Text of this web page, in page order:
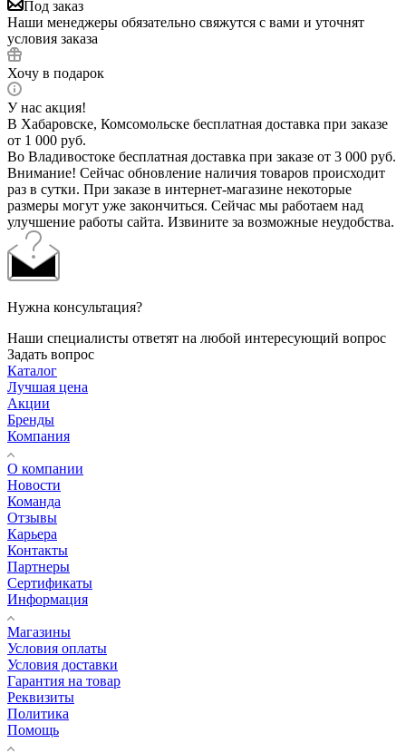
Под заказ
Наши менеджеры обязательно свяжутся с вами и уточнят
условия заказа
Хочу в подарок
У нас акция!
В Хабаровске, Комсомольске бесплатная доставка при заказе
от 1 000 руб.
Во Владивостоке бесплатная доставка при заказе от 3 000 руб.
Внимание! Сейчас обновление наличия товаров происходит
раз в сутки. При заказе в интернет-магазине некоторые
размеры могут уже закончиться. Сейчас мы работаем над
улучшение работы сайта. Извините за возможные неудобства.
Нужна консультация?
Наши специалисты ответят на любой интересующий вопрос
Задать вопрос
Каталог
Лучшая цена
Акции
Бренды
Компания
О компании
Новости
Команда
Отзывы
Карьера
Контакты
Партнеры
Сертификаты
Информация
Магазины
Условия оплаты
Условия доставки
Гарантия на товар
Реквизиты
Политика
Помощь